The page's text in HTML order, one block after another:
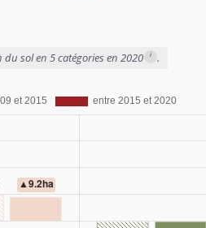
sol en 5 catégories en 2020 i .